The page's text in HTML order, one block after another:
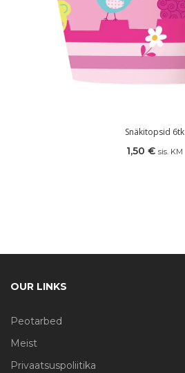
Snäkitopsid 6tk
1,50 € sis. KM
OUR LINKS
Peotarbed
Meist
Privaatsuspoliitika